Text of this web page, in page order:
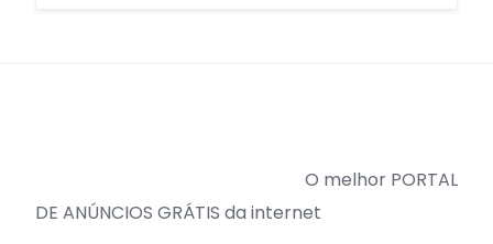
O melhor PORTAL
DE ANÚNCIOS GRÁTIS da internet